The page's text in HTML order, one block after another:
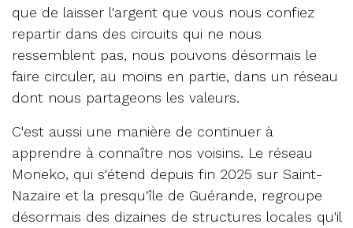
que de laisser l'argent que vous nous confiez
repartir dans des circuits qui ne nous
ressemblent pas, nous pouvons désormais le
faire circuler, au moins en partie, dans un réseau
dont nous partageons les valeurs.
C'est aussi une manière de continuer à
apprendre à connaître nos voisins. Le réseau
Moneko, qui s'étend depuis fin 2025 sur Saint-
Nazaire et la presqu'île de Guérande, regroupe
désormais des dizaines de structures locales qu'il